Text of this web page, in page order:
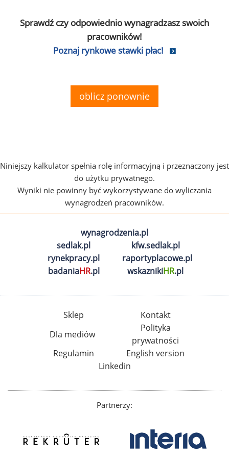
Sprawdź czy odpowiednio wynagradzasz swoich
pracowników!
Poznaj rynkowe stawki płac!
oblicz ponownie
Niniejszy kalkulator spełnia rolę informacyjną i przeznaczony jest
do użytku prywatnego.
Wyniki nie powinny być wykorzystywane do wyliczania
wynagrodzeń pracowników.
wynagrodzenia.pl
sedlak.pl
kfw.sedlak.pl
rynekpracy.pl
raportyplacowe.pl
badaniaHR.pl wskaznikiHR.pl
Sklep
Kontakt
Dla mediów
Polityka
prywatności
Regulamin
English version
Linkedin
Partnerzy: